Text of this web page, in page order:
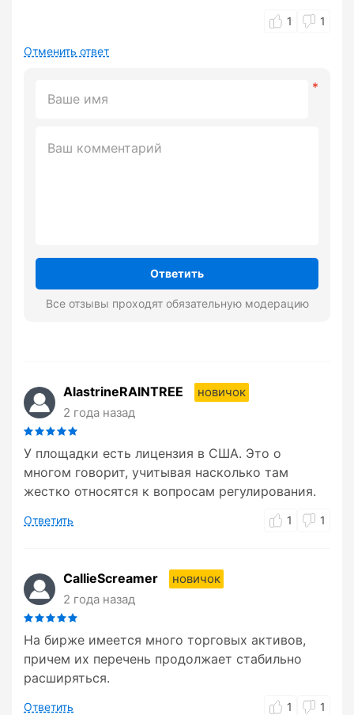
Отменить ответ
Ответить
Все отзывы проходят обязательную модерацию
1 1
AlastrineRAINTREE
новичок
2 года назад
У площадки есть лицензия в США. Это о
многом говорит, учитывая насколько там
жестко относятся к вопросам регулирования.
Ответить 1 1
CallieScreamer
новичок
2 года назад
На бирже имеется много торговых активов,
причем их перечень продолжает стабильно
расширяться.
Ответить 1 1